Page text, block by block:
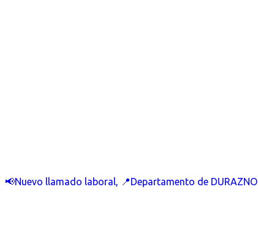
📢Nuevo llamado laboral, 📍Departamento de DURAZNO